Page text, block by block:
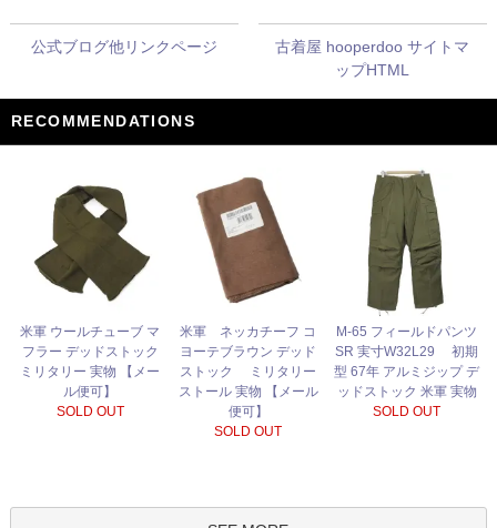
公式ブログ他リンクページ
古着屋 hooperdoo サイトマ
ップHTML
RECOMMENDATIONS
米軍 ウールチューブ マ
フラー デッドストック
ミリタリー 実物 【メー
ル便可】
SOLD OUT
米軍 ネッカチーフ コ
ヨーテブラウン デッド
ストック ミリタリー
ストール 実物 【メール
便可】
SOLD OUT
M-65 フィールドパンツ
SR 実寸W32L29 初期
型 67年 アルミジップ デ
ッドストック 米軍 実物
SOLD OUT